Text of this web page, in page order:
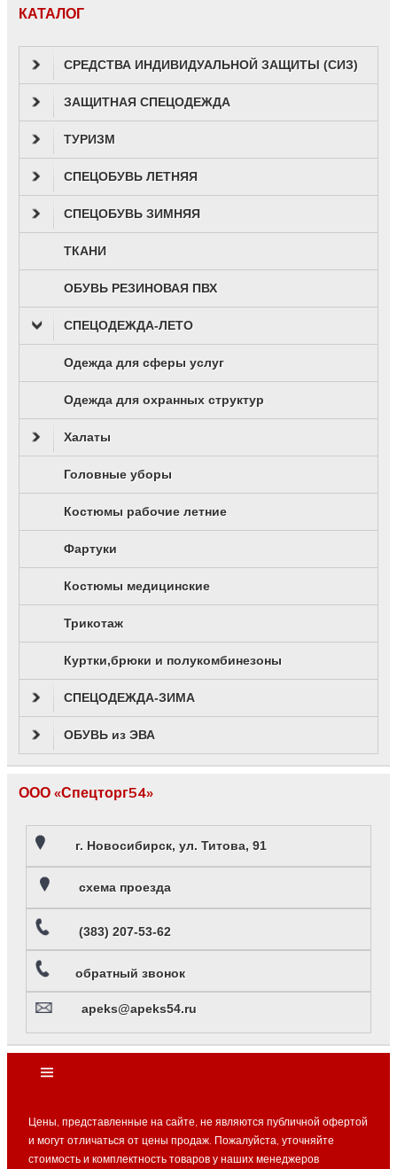
КАТАЛОГ
СРЕДСТВА ИНДИВИДУАЛЬНОЙ ЗАЩИТЫ (СИЗ)
ЗАЩИТНАЯ СПЕЦОДЕЖДА
ТУРИЗМ
СПЕЦОБУВЬ ЛЕТНЯЯ
СПЕЦОБУВЬ ЗИМНЯЯ
ТКАНИ
ОБУВЬ РЕЗИНОВАЯ ПВХ
СПЕЦОДЕЖДА-ЛЕТО
Одежда для сферы услуг
Одежда для охранных структур
Халаты
Головные уборы
Костюмы рабочие летние
Фартуки
Костюмы медицинские
Трикотаж
Куртки,брюки и полукомбинезоны
СПЕЦОДЕЖДА-ЗИМА
ОБУВЬ из ЭВА
ООО «Спецторг54»
г. Новосибирск, ул. Титова, 91
схема проезда
(383) 207-53-62
обратный звонок
apeks@apeks54.ru
Цены, представленные на сайте, не являются публичной офертой
и могут отличаться от цены продаж. Пожалуйста, уточняйте
стоимость и комплектность товаров у наших менеджеров